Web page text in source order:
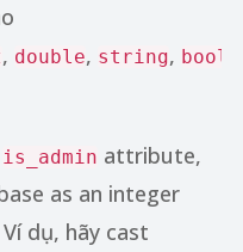
, double, string,
is_admin attribute,
as an integer
dụ, hãy cast